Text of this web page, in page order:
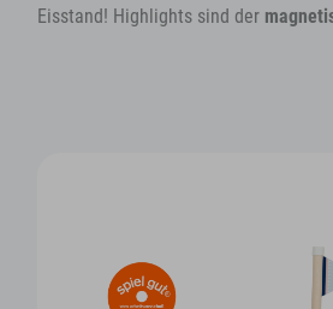
Eisstand! Highlights sind der